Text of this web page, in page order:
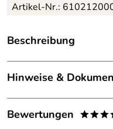
Artikel-Nr.:
Beschreibung
Hepco & Becker
Relativ neu bei Hepco &
Xplorer Topcase in uni
Hinweise &
Dokumente zum
Bewertungen